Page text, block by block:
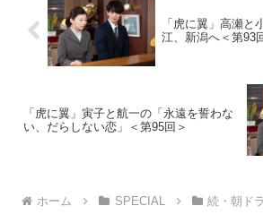
「虎に翼」高瀬
江、新潟へ＜第93
「虎に翼」寅子と航一の「永遠を誓わな
い、だらしない恋」＜第95回＞
ホーム SPECIAL 続・朝ド